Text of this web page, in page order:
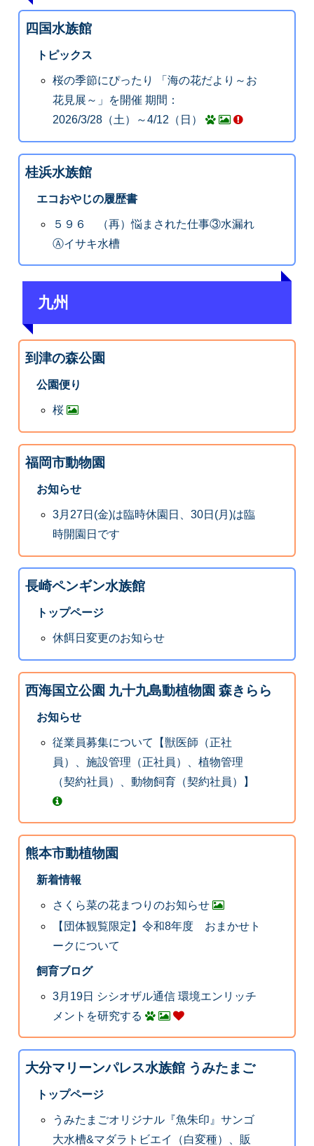
四国水族館
トピックス
桜の季節にぴったり 「海の花だより～お
花見展～」を開催 期間：
2026/3/28（土）～4/12（日）
桂浜水族館
エコおやじの履歴書
５９６ （再）悩まされた仕事③水漏れ
Ⓐイサキ水槽
九州
到津の森公園
公園便り
桜
福岡市動物園
お知らせ
3月27日(金)は臨時休園日、30日(月)は臨
時開園日です
長崎ペンギン水族館
トップページ
休餌日変更のお知らせ
西海国立公園 九十九島動植物園 森きらら
お知らせ
従業員募集について【獣医師（正社
員）、施設管理（正社員）、植物管理
（契約社員）、動物飼育（契約社員）】
熊本市動植物園
新着情報
さくら菜の花まつりのお知らせ
【団体観覧限定】令和8年度 おまかせト
ークについて
飼育ブログ
3月19日 シシオザル通信 環境エンリッチ
メントを研究する
大分マリーンパレス水族館 うみたまご
トップページ
うみたまごオリジナル『魚朱印』サンゴ
大水槽&マダラトビエイ（白変種）、販